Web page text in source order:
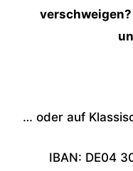
verschweigen?
… oder auf
IBAN: DE04